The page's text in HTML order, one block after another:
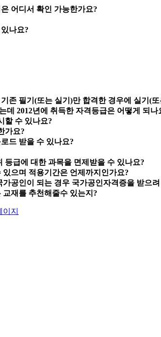
어디서 확인 가능한가요?
나요?
존 필기(또는 실기)만 합격한 경우에 실기(
데 2012년에 취득한 자격등급은 어떻게 되나
할 수 있나요?
가요?
드 받을 수 있나요?
등급에 대한 과목을 면제받을 수 있나요?
으며 적용기간은 언제까지인가요?
공인이 되는 경우 국가공인자격증을 받으
재를 추천해줄수 있는지?